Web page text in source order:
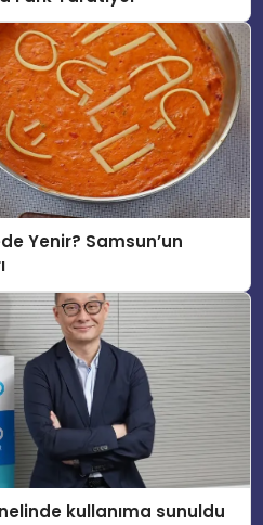
Yenir? Samsun’un
kullanıma sunuldu